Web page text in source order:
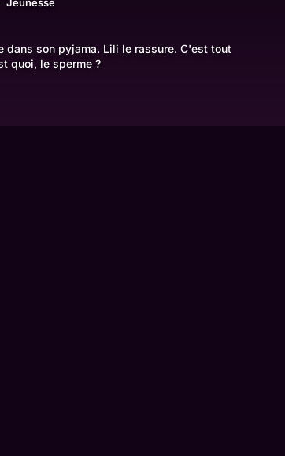
dans son pyjama. Lili le rassure. C'est tout
quoi, le sperme ?